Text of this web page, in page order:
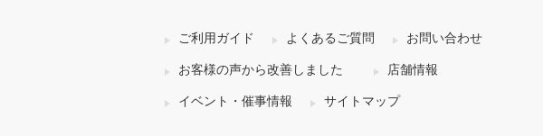
ご利用ガイド よくあるご質問 お問い合わせ
お客様の声から改善しました 店舗情報
イベント・催事情報 サイトマップ